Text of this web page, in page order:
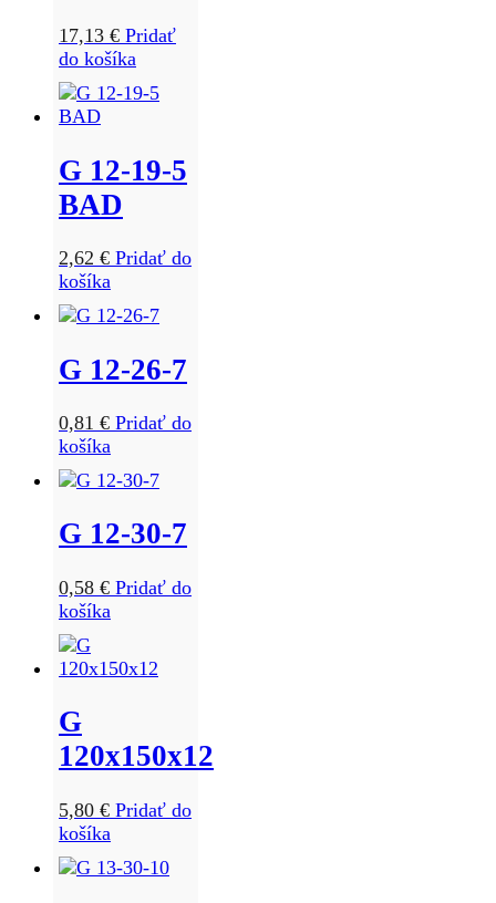
17,13 € Pridať
do košíka
G 12-19-5
BAD
2,62 € Pridať do
košíka
G 12-26-7
0,81 € Pridať do
košíka
G 12-30-7
0,58 € Pridať do
košíka
G
120x150x12
5,80 € Pridať do
košíka